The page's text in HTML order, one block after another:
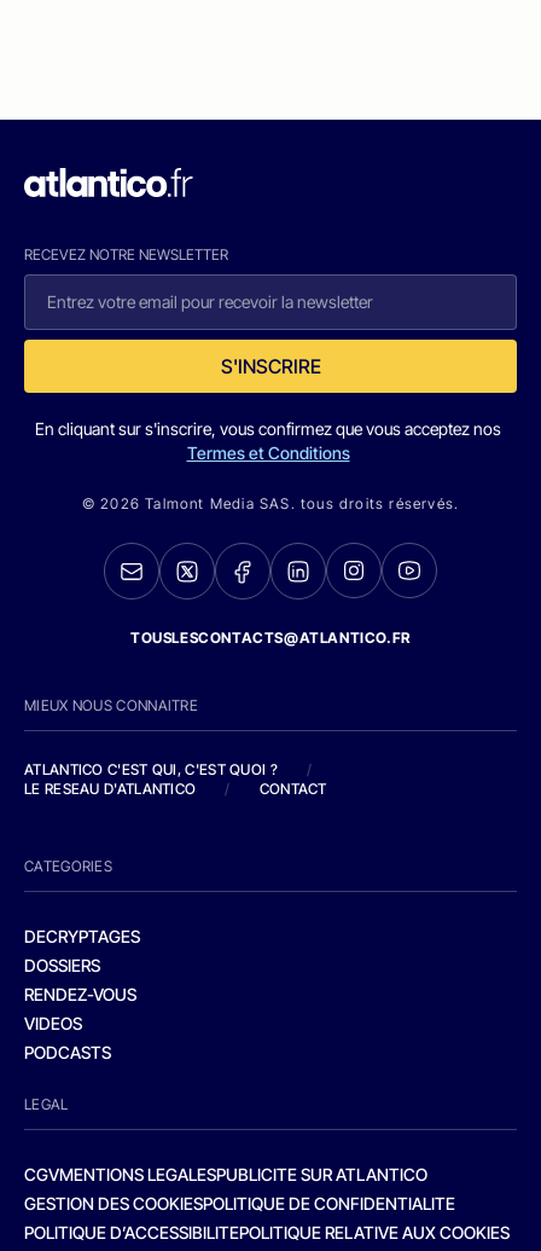
RECEVEZ NOTRE NEWSLETTER
S'INSCRIRE
En cliquant sur s'inscrire, vous confirmez que vous acceptez nos
Termes et Conditions
© 2026 Talmont Media SAS. tous droits réservés.
TOUSLESCONTACTS@ATLANTICO.FR
MIEUX NOUS CONNAITRE
ATLANTICO C'EST QUI, C'EST QUOI ?
/
LE RESEAU D'ATLANTICO
/ CONTACT
CATEGORIES
DECRYPTAGES
DOSSIERS
RENDEZ-VOUS
VIDEOS
PODCASTS
LEGAL
CGVMENTIONS LEGALESPUBLICITE SUR ATLANTICO
GESTION DES COOKIESPOLITIQUE DE CONFIDENTIALITE
POLITIQUE D’ACCESSIBILITEPOLITIQUE RELATIVE AUX COOKIES